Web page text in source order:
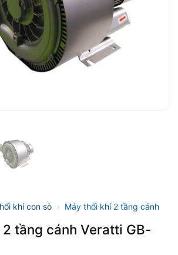
khí con sò › Máy thổi khí 2 tầng cánh
tầng cánh Veratti GB-